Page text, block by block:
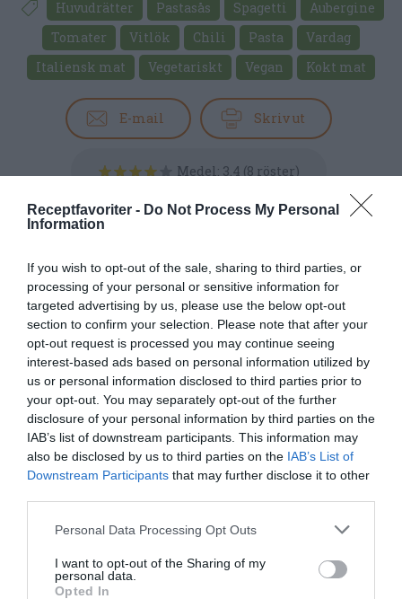
Receptfavoriter - Do Not Process My Personal
Information
If you wish to opt-out of the sale, sharing to third parties, or
processing of your personal or sensitive information for
targeted advertising by us, please use the below opt-out
section to confirm your selection. Please note that after your
opt-out request is processed you may continue seeing
interest-based ads based on personal information utilized by
us or personal information disclosed to third parties prior to
your opt-out. You may separately opt-out of the further
disclosure of your personal information by third parties on the
IAB’s list of downstream participants. This information may
also be disclosed by us to third parties on the IAB’s List of
Downstream Participants that may further disclose it to other
Personal Data Processing Opt Outs
I want to opt-out of the Sharing of my
personal data.
Opted In
Huvudrätter Pastasås Spagetti
Aubergine
Tomater
Vitlök Chili Pasta
Vardag
Italiensk mat
Vegetariskt Vegan Kokt mat
E-mail Skriv ut
Medel: 3.4 (8 röster)
Uppskattat näringsvärde per portion:
Publicerat:
2018-05-20 Uppdaterat: 2019-11-26
Författare:Henrik
Mattsson
Jag är matskribent samt kock
med en fil. kand i
Måltidsvetenskap från
restauranghögskolan i Grythyttan. På denna sida
delar jag med mig av tusentals olika recept för alla
smaker - noviser som hemmakockar. Alla recept
kunna laga dem med bästa resultat hemma. Läs mer
om mig.